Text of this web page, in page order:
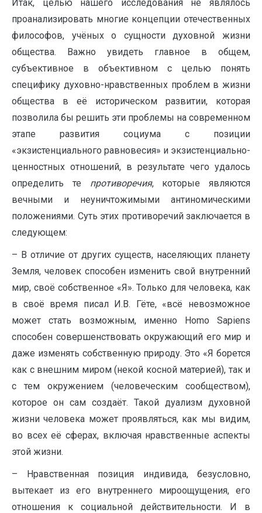
Итак, целью нашего исследования не являлось
проанализировать многие концепции отечественных
философов, учёных о сущности духовной жизни
общества. Важно увидеть главное в общем,
субъективное в объективном с целью понять
специфику духовно-нравственных проблем в жизни
общества в её историческом развитии, которая
позволила бы решить эти проблемы на современном
этапе развития социума с позиции
«экзистенциального равновесия» и экзистенциально-
ценностных отношений, в результате чего удалось
определить те противоречия, которые являются
вечными и неуничтожимыми антиномическими
положениями. Суть этих противоречий заключается в
следующем:
– В отличие от других существ, населяющих планету
Земля, человек способен изменить свой внутренний
мир, своё собственное «Я». Только для человека, как
в своё время писал И.В. Гёте, «всё невозможное
может стать возможным, именно Homo Sapiens
способен совершенствовать окружающий его мир и
даже изменять собственную природу. Это «Я борется
как с внешним миром (некой косной материей), так и
с тем окружением (человеческим сообществом),
которое он сам создаёт. Такой дуализм духовной
жизни человека может проявляться, как мы видим,
во всех её сферах, включая нравственные аспекты
этой жизни.
– Нравственная позиция индивида, безусловно,
вытекает из его внутреннего мироощущения, его
отношения к социальной действительности. И в